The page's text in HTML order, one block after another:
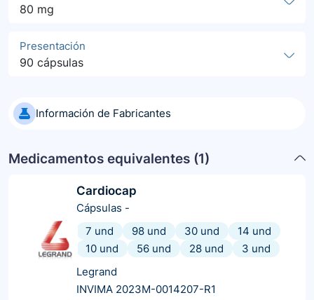
80 mg
Presentación
90 cápsulas
Información de Fabricantes
Medicamentos equivalentes (1)
Cardiocap
Cápsulas -
7 und
98 und 30 und
14 und
10 und
56 und 28 und
3 und
Legrand
INVIMA 2023M-0014207-R1